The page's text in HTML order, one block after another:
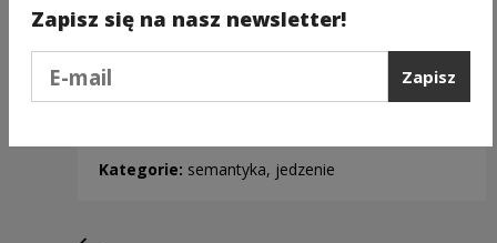
Kategorie: semantyka, jedzenie
Zapisz się na nasz newsletter!
Zapisz